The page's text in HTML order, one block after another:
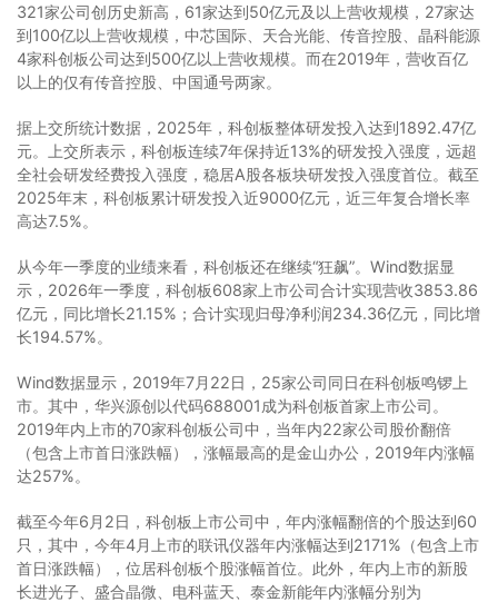
321家公司创历史新高，61家达到50亿元及以上营收规模，27家达
到100亿以上营收规模，中芯国际、天合光能、传音控股、晶科能源
4家科创板公司达到500亿以上营收规模。而在2019年，营收百亿
以上的仅有传音控股、中国通号两家。
据上交所统计数据，2025年，科创板整体研发投入达到1892.47亿
元。上交所表示，科创板连续7年保持近13%的研发投入强度，远超
全社会研发经费投入强度，稳居A股各板块研发投入强度首位。截至
2025年末，科创板累计研发投入近9000亿元，近三年复合增长率
高达7.5%。
从今年一季度的业绩来看，科创板还在继续“狂飙”。Wind数据显
示，2026年一季度，科创板608家上市公司合计实现营收3853.86
亿元，同比增长21.15%；合计实现归母净利润234.36亿元，同比增
长194.57%。
Wind数据显示，2019年7月22日，25家公司同日在科创板鸣锣上
市。其中，华兴源创以代码688001成为科创板首家上市公司。
2019年内上市的70家科创板公司中，当年内22家公司股价翻倍
（包含上市首日涨跌幅），涨幅最高的是金山办公，2019年内涨幅
达257%。
截至今年6月2日，科创板上市公司中，年内涨幅翻倍的个股达到60
只，其中，今年4月上市的联讯仪器年内涨幅达到2171%（包含上市
首日涨跌幅），位居科创板个股涨幅首位。此外，年内上市的新股
长进光子、盛合晶微、电科蓝天、泰金新能年内涨幅分别为